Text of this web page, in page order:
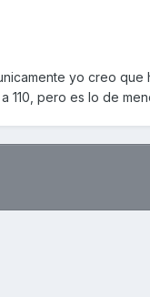
yo creo
110, pero es lo de